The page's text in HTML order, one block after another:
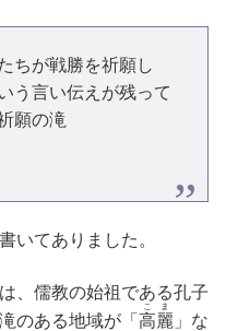
ちが戦勝を祈願し
う言い伝えが残って
願の滝
いてありました。
、儒教の始祖である孔子
のある地域が「 高麗
こま
」な